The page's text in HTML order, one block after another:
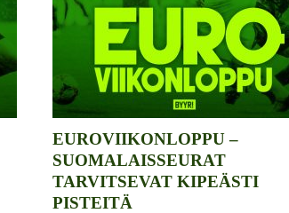
EUROVIIKONLOPPU –
SUOMALAISSEURAT
TARVITSEVAT KIPEÄSTI
PISTEITÄ